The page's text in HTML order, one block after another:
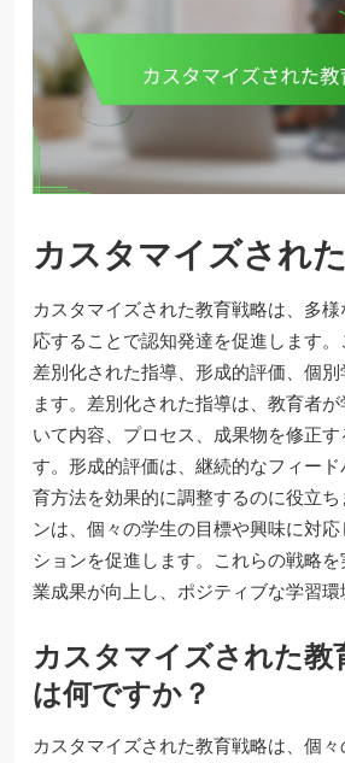
カスタマイズされ
カスタマイズされた教育戦略は、多
応することで認知発達を促進します。
差別化された指導、形成的評価、個
ます。差別化された指導は、教育者
いて内容、プロセス、成果物を修正
す。形成的評価は、継続的なフィー
育方法を効果的に調整するのに役立
ンは、個々の学生の目標や興味に対
ションを促進します。これらの戦略
業成果が向上し、ポジティブな学習環
カスタマイズされた教
は何ですか？
カスタマイズされた教育戦略は、個